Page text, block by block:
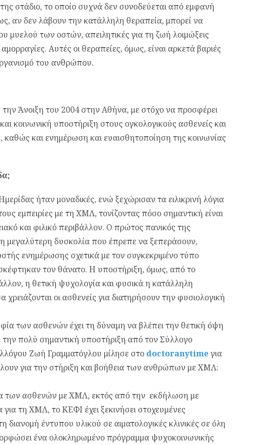
στάδιο, το οποίο συχνά δεν συνοδεύεται από εμφανή
αν δεν λάβουν την κατάλληλη θεραπεία, μπορεί να
μυελού των οστών, απειλητικές για τη ζωή λοιμώξεις
Αυτές οι θεραπείες, όμως, είναι αρκετά βαριές
του ανθρώπου.
Άνοιξη του 2004 στην Αθήνα, με στόχο να προσφέρει
κοινωνική υποστήριξη στους ογκολογικούς ασθενείς και
καθώς και ενημέρωση και ευαισθητοποίηση της κοινωνίας
ήταν μοναδικές, ενώ ξεχώρισαν τα ειλικρινή λόγια
εμπειρίες με τη ΧΜΛ, τονίζοντας πόσο σημαντική είναι
και φιλικό περιβάλλον. Ο πρώτος πανικός της
μεγαλύτερη δυσκολία που έπρεπε να ξεπεράσουν,
ενημέρωσης σχετικά με τον συγκεκριμένο τύπο
τον θάνατο. Η υποστήριξη, όμως, από το
η θετική ψυχολογία και φυσικά η κατάλληλη
οι ασθενείς για διατηρήσουν την φυσιολογική
των ασθενών έχει τη δύναμη να βλέπει την θετική όψη
την πολύ σημαντική υποστήριξη από τον Σύλλογο
Ζωή Γραμματόγλου μίλησε στο doctoranytimeγια
για την στήριξη και βοήθεια των ανθρώπων με ΧΜΛ:
των ασθενών με ΧΜΛ, εκτός από την εκδήλωση με
τη ΧΜΛ, το ΚΕΦΙ έχει ξεκινήσει στοχευμένες
διανομή έντυπου υλικού σε αιματολογικές κλινικές σε όλη
ένα ολοκληρωμένο πρόγραμμα ψυχοκοινωνικής